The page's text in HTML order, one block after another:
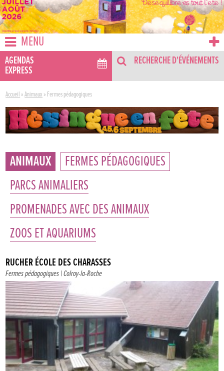
MENU
AGENDAS
EXPRESS
RECHERCHE D'ÉVÉNEMENTS
Accueil »Animaux » Fermes pédagogiques
ANIMAUX
FERMES PÉDAGOGIQUES
PARCS ANIMALIERS
PROMENADES AVEC DES ANIMAUX
ZOOS ET AQUARIUMS
RUCHER ÉCOLE DES CHARASSES
Fermes pédagogiques| Colroy-la-Roche